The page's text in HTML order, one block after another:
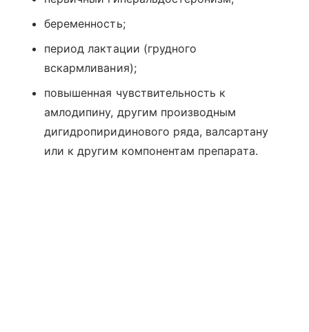
беременность;
период лактации (грудного
вскармливания);
повышенная чувствительность к
амлодипину, другим производным
дигидропиридинового ряда, валсартану
или к другим компонентам препарата.